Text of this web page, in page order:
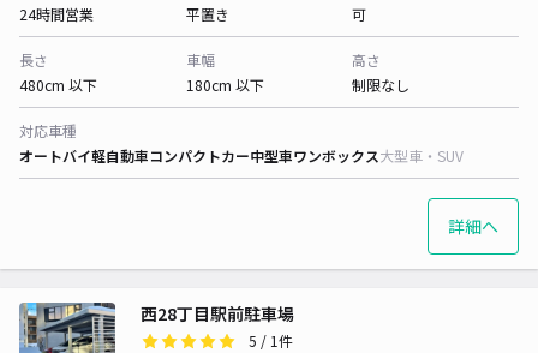
24時間営業
平置き
可
長さ
480cm 以下
車幅
180cm 以下
高さ
制限なし
対応車種
オートバイ軽自動車コンパクトカー中型車ワンボックス大型車・SUV
詳細へ
西28丁目駅前駐車場
5 / 1件